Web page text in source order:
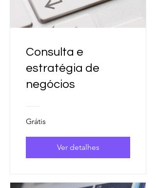
Consulta e
estratégia de
negócios
Grátis
Ver detalhes